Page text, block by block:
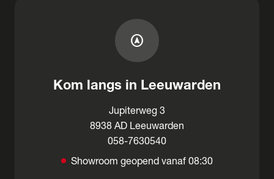
assistant_navigation
Kom langs in Leeuwarden
Jupiterweg 3
8938 AD Leeuwarden
058-7630540
Showroom geopend vanaf 08:30